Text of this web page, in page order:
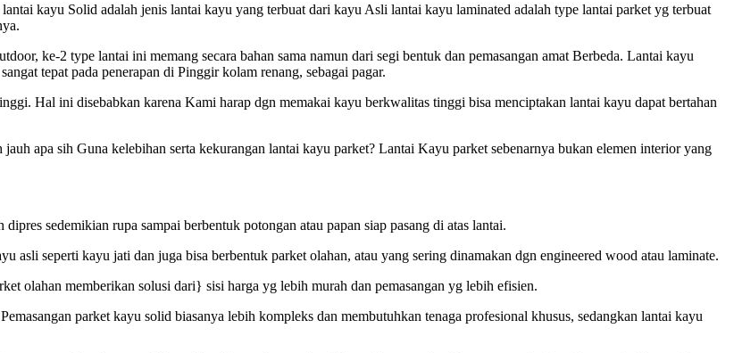
kayu Solid adalah jenis lantai kayu yang terbuat dari kayu Asli lantai kayu laminated adalah type lantai parket yg terbuat
ke-2 type lantai ini memang secara bahan sama namun dari segi bentuk dan pemasangan amat Berbeda. Lantai kayu
tepat pada penerapan di Pinggir kolam renang, sebagai pagar.
Hal ini disebabkan karena Kami harap dgn memakai kayu berkwalitas tinggi bisa menciptakan lantai kayu dapat bertahan
apa sih Guna kelebihan serta kekurangan lantai kayu parket? Lantai Kayu parket sebenarnya bukan elemen interior yang
sedemikian rupa sampai berbentuk potongan atau papan siap pasang di atas lantai.
asli seperti kayu jati dan juga bisa berbentuk parket olahan, atau yang sering dinamakan dgn engineered wood atau laminate.
olahan memberikan solusi dari} sisi harga yg lebih murah dan pemasangan yg lebih efisien.
parket kayu solid biasanya lebih kompleks dan membutuhkan tenaga profesional khusus, sedangkan lantai kayu